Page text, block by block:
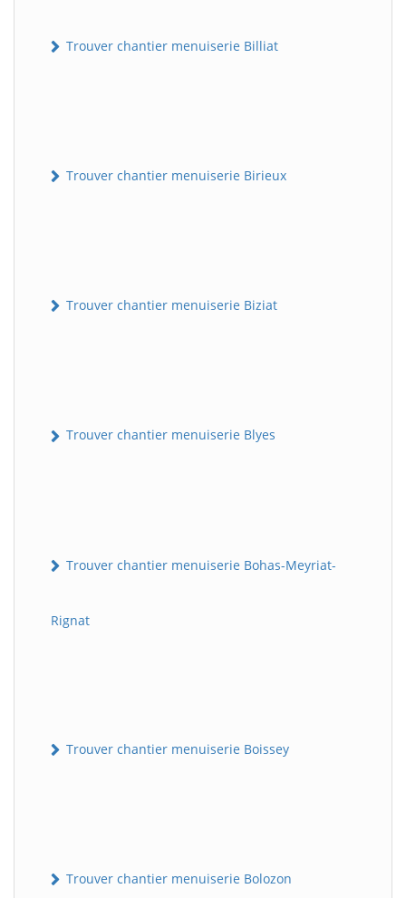
Trouver chantier menuiserie Billiat
Trouver chantier menuiserie Birieux
Trouver chantier menuiserie Biziat
Trouver chantier menuiserie Blyes
Trouver chantier menuiserie Bohas-Meyriat-
Rignat
Trouver chantier menuiserie Boissey
Trouver chantier menuiserie Bolozon